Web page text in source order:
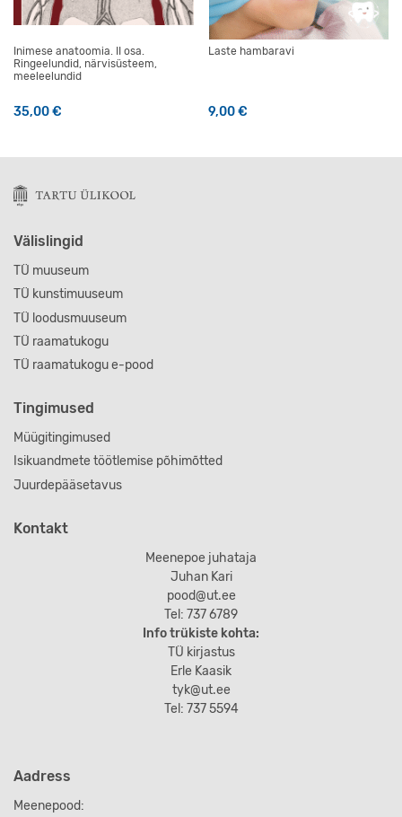
Inimese anatoomia. II osa.
Ringeelundid, närvisüsteem,
meeleelundid
35,00€
Laste hambaravi
9,00€
Välislingid
TÜ muuseum
TÜ kunstimuuseum
TÜ loodusmuuseum
TÜ raamatukogu
TÜ raamatukogu e-pood
Tingimused
Müügitingimused
Isikuandmete töötlemise põhimõtted
Juurdepääsetavus
Kontakt
Meenepoe juhataja
Juhan Kari
pood@ut.ee
Tel: 737 6789
Info trükiste kohta:
TÜ kirjastus
Erle Kaasik
tyk@ut.ee
Tel: 737 5594
Aadress
Meenepood: